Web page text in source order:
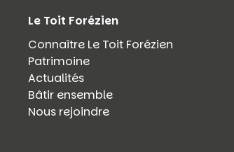
Le Toit Forézien
Connaître Le Toit Forézien
Patrimoine
Actualités
Bâtir ensemble
Nous rejoindre